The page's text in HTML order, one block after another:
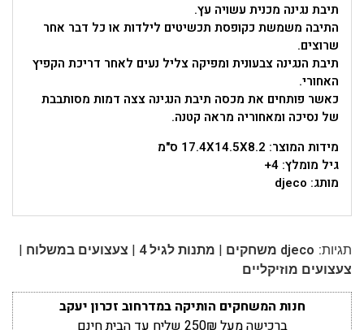
תיבת נגינה מכנית עשויה עץ.
התיבה משמשת כקופסת תכשיטים לילדות או כל דבר אחר
שרוצים.
תיבת הנגינה צבעונית ומפיקה צליל נעים לאחר דריכת הקפיץ
האחורי.
כאשר פותחים את מכסה תיבת הנגינה צצה דמות מסותבבת
של נסיכה ומאחוריה מראה קטנה.
מידות המוצר: 17.4X14.5X8.2 ס"מ
גיל מומלץ: 4+
מותג: djeco
תגיות: djeco משחקים | מתנות לגיל 4 | צעצועים במשלוח |
צעצועים מוזיקליים
חנות המשחקים הותיקה במדרחוב זכרון יעקב
ברכישה מעל 250₪ שליח עד הבית חינם